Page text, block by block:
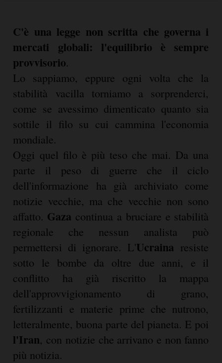
C'è una legge non scritta che governa i
mercati globali: l'equilibrio è sempre
provvisorio.
Lo sappiamo, eppure ogni volta che la
stabilità vacilla torniamo a sorprenderci,
come se avessimo dimenticato quanto sia
sottile il filo su cui cammina l'economia
mondiale.
Oggi quel filo è più teso che mai. Da una
parte il peso di guerre che il ciclo
dell'informazione ha già archiviato come
notizie vecchie, ma che vecchie non sono
affatto. Gaza continua a bruciare e stabilità
regionale che nessun analista può
permettersi di ignorare. L'Ucraina resiste
sotto le bombe da oltre due anni, e il
conflitto ha già riscritto la mappa
dell'approvvigionamento di grano,
fertilizzanti e materie prime che nutrono,
letteralmente, buona parte del pianeta. E poi
l'Iran, con notizie che arrivano e non fanno
più notizia.